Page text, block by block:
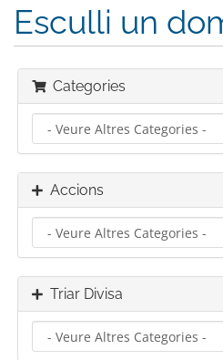
Esculli un
Categories
Accions
Triar Divisa